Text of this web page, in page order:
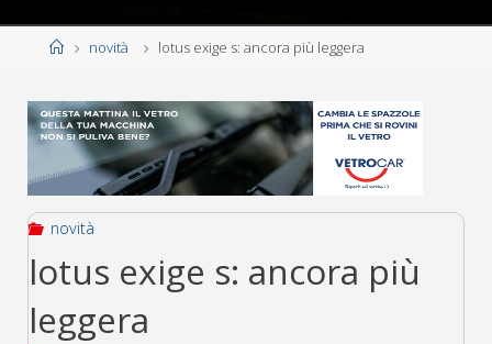
Homenovità lotus exige s: ancora più leggera
novità
lotus exige s: ancora più
leggera